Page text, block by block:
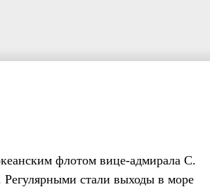
флотом вице-адмирала С.
стали выходы в море